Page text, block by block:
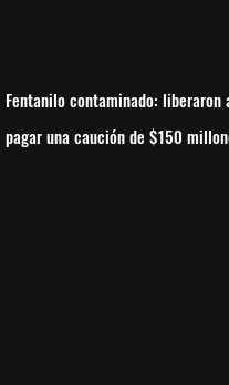
Fentanilo contaminado: liberaron
pagar una caución de $150